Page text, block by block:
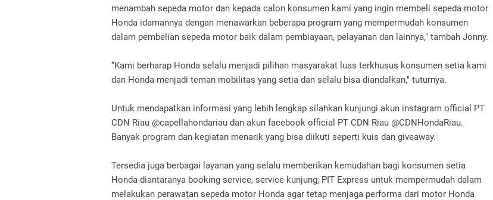
menambah sepeda motor dan kepada calon konsumen kami yang ingin membeli sepeda motor
Honda idamannya dengan menawarkan beberapa program yang mempermudah konsumen
dalam pembelian sepeda motor baik dalam pembiayaan, pelayanan dan lainnya," tambah Jonny.
“Kami berharap Honda selalu menjadi pilihan masyarakat luas terkhusus konsumen setia kami
dan Honda menjadi teman mobilitas yang setia dan selalu bisa diandalkan," tuturnya.
Untuk mendapatkan informasi yang lebih lengkap silahkan kunjungi akun instagram official PT
CDN Riau @capellahondariau dan akun facebook official PT CDN Riau @CDNHondaRiau.
Banyak program dan kegiatan menarik yang bisa diikuti seperti kuis dan giveaway.
Tersedia juga berbagai layanan yang selalu memberikan kemudahan bagi konsumen setia
Honda diantaranya booking service, service kunjung, PIT Express untuk mempermudah dalam
melakukan perawatan sepeda motor Honda agar tetap menjaga performa dari motor Honda